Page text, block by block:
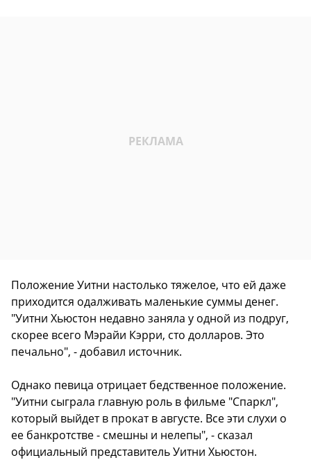
Положение Уитни настолько тяжелое, что ей даже
приходится одалживать маленькие суммы денег.
"Уитни Хьюстон недавно заняла у одной из подруг,
скорее всего Мэрайи Кэрри, сто долларов. Это
печально", - добавил источник.
Однако певица отрицает бедственное положение.
"Уитни сыграла главную роль в фильме "Спаркл",
который выйдет в прокат в августе. Все эти слухи о
ее банкротстве - смешны и нелепы", - сказал
официальный представитель Уитни Хьюстон.